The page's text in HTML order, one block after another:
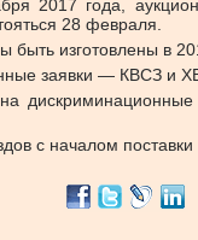
2017 года,
28 февраля.
изготовлены в
заявки — КВСЗ и
с началом поставки